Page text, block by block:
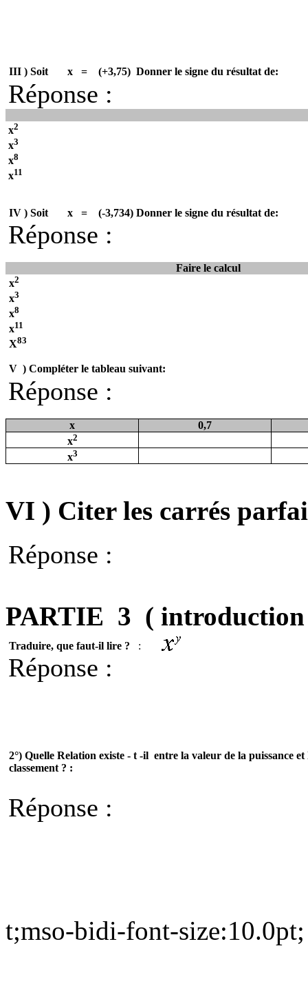
III )Soit x = (+3,75) Donner le signe du résultat de:
Réponse :
x2
x3
x8
x11
IV )Soit x = (-3,734) Donner le signe du résultat de:
Réponse :
Faire le calcul
x2
x3
x8
x11
X83
V )Compléter le tableau suivant:
Réponse :
x
0,7
x2
x3
VI ) Citer les carrés
Réponse :
PARTIE 3 ( introduction
Traduire, que faut-il lire ? :
Réponse :
2°) Quelle Relation existe -t -il entre la valeur de la puissance
classement ? :
Réponse :
t;mso-bidi-font-